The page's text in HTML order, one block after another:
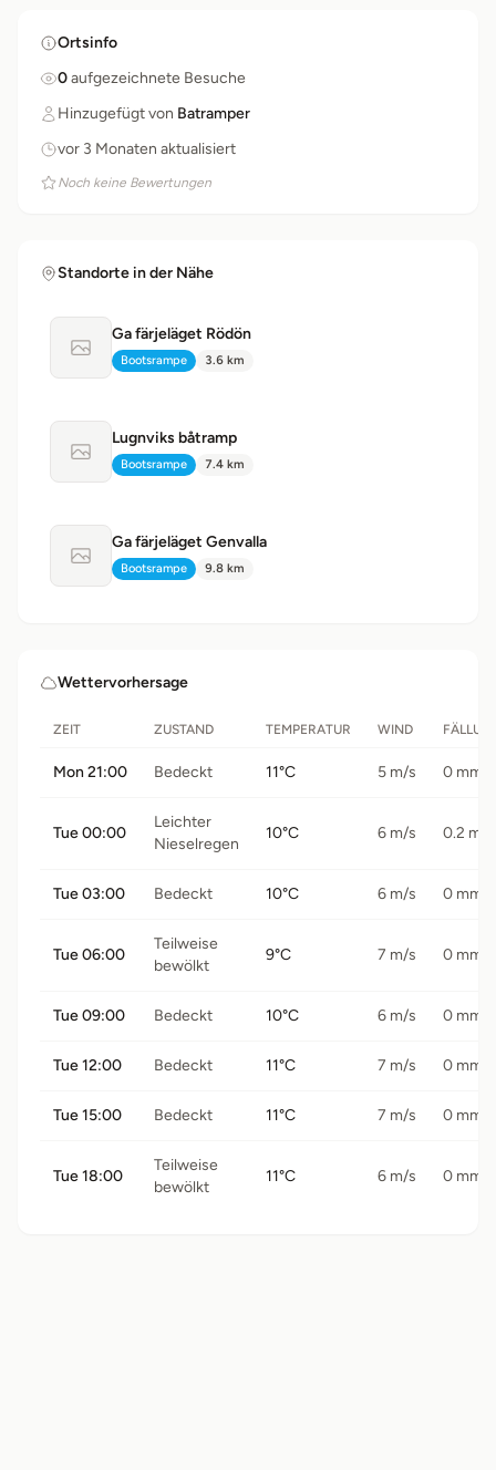
Ortsinfo
0aufgezeichnete Besuche
Hinzugefügt von Batramper
vor 3 Monaten aktualisiert
Noch keine Bewertungen
Standorte in der Nähe
Kein Foto verfügbar
Ga färjeläget Rödön
Typ:
Bootsrampe Distanz:
3.6 km
Kein Foto verfügbar
Lugnviks båtramp
Typ:
Bootsrampe Distanz:
7.4 km
Kein Foto verfügbar
Ga färjeläget Genvalla
Typ:
Bootsrampe Distanz:
9.8 km
Wettervorhersage
ZEIT ZUSTAND TEMPERATUR WIND
Mon 21:00 Bedeckt 11°C 5 m/s 0 mm
Tue 00:00
Leichter
Nieselregen
10°C 6 m/s 0.2 mm
Tue 03:00 Bedeckt 10°C 6 m/s 0 mm
Tue 06:00
Teilweise
bewölkt
9°C 7 m/s 0 mm
Tue 09:00 Bedeckt 10°C 6 m/s 0 mm
Tue 12:00 Bedeckt 11°C 7 m/s 0 mm
Tue 15:00 Bedeckt 11°C 7 m/s 0 mm
Tue 18:00
Teilweise
bewölkt
11°C 6 m/s 0 mm